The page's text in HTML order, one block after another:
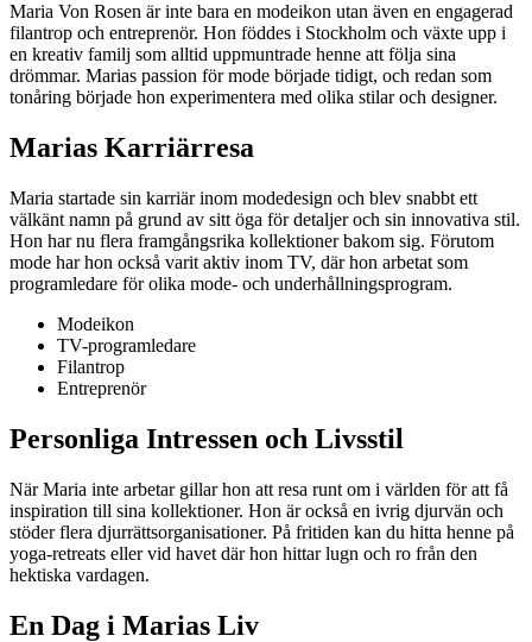
Maria Von Rosen är inte bara en modeikon utan även en engagerad
filantrop och entreprenör. Hon föddes i Stockholm och växte upp i
en kreativ familj som alltid uppmuntrade henne att följa sina
drömmar. Marias passion för mode började tidigt, och redan som
tonåring började hon experimentera med olika stilar och designer.
Marias Karriärresa
Maria startade sin karriär inom modedesign och blev snabbt ett
välkänt namn på grund av sitt öga för detaljer och sin innovativa stil.
Hon har nu flera framgångsrika kollektioner bakom sig. Förutom
mode har hon också varit aktiv inom TV, där hon arbetat som
programledare för olika mode- och underhållningsprogram.
Modeikon
TV-programledare
Filantrop
Entreprenör
Personliga Intressen och Livsstil
När Maria inte arbetar gillar hon att resa runt om i världen för att få
inspiration till sina kollektioner. Hon är också en ivrig djurvän och
stöder flera djurrättsorganisationer. På fritiden kan du hitta henne på
yoga-retreats eller vid havet där hon hittar lugn och ro från den
hektiska vardagen.
En Dag i Marias Liv